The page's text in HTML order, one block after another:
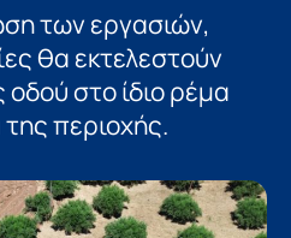
των εργασιών,
θα εκτελεστούν
στο ίδιο ρέμα
περιοχής.